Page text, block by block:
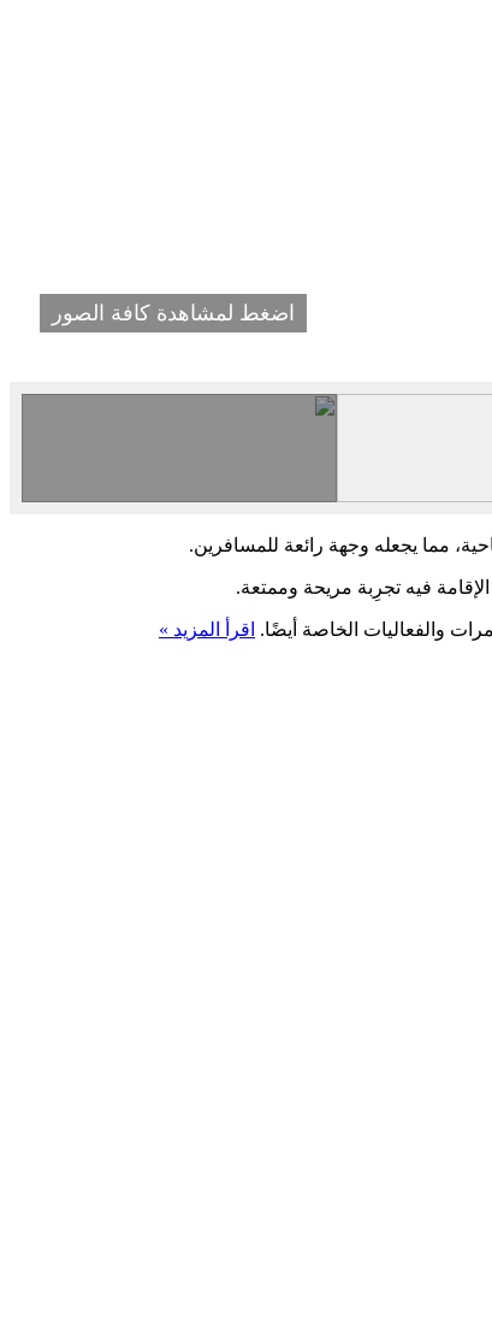
اضغط لمشاهدة كافة الصور
مما يجعله وجهة رائعة للمسافرين.
فيه تجرِبة مريحة وممتعة.
والفعاليات الخاصة أيضًا. اقرأ المزيد »